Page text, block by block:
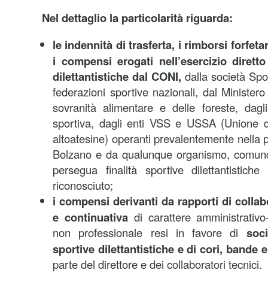
Nel dettaglio la particolarità riguarda:
le indennità di trasferta, i rimborsi
i compensi erogati nell’esercizio
dilettantistiche dal CONI, dalla società
federazioni sportive nazionali, dal Ministero
sovranità alimentare e delle foreste,
sportiva, dagli enti VSS e USSA (Unione
altoatesine) operanti prevalentemente nella
Bolzano e da qualunque organismo,
persegua finalità sportive
riconosciuto;
i compensi derivanti da rapporti di
e continuativa di carattere
non professionale resi in favore di
sportive dilettantistiche e di cori, bande
parte del direttore e dei collaboratori tecnici.